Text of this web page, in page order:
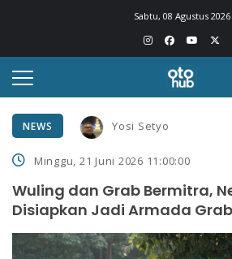
Sabtu, 08 Agustus 2026
NEWS Yosi Setyo
Minggu, 21 Juni 2026 11:00:00
Wuling dan Grab Bermitra,
Disiapkan Jadi Armada